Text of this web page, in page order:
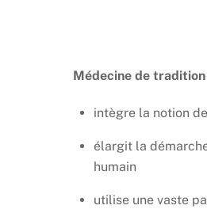
Médecine de
intègre la notion de
élargit la
humain
utilise une vaste